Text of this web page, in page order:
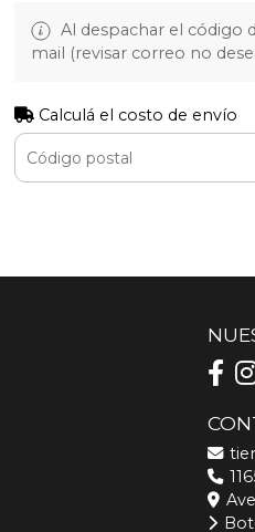
Al despachar el código
mail (revisar correo no
Calculá el costo de envío